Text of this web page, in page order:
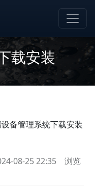
载安装
备管理系统下载安装
08-25 22:35
浏览